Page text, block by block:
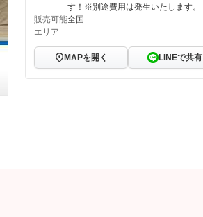
す！※別途費用は発生いたします。
販売可能
エリア
全国
MAPを開く LINEで共有